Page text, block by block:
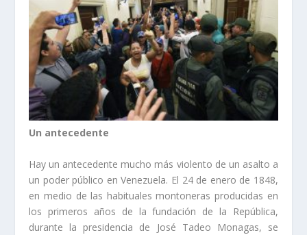
Un antecedente
Hay un antecedente mucho más violento de un asalto a
un poder público en Venezuela. El 24 de enero de 1848,
en medio de las habituales montoneras producidas en
los primeros años de la fundación de la República,
durante la presidencia de José Tadeo Monagas, se